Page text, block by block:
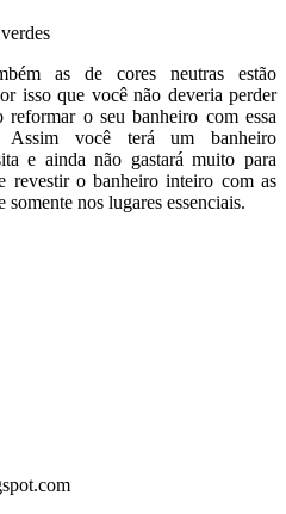
as de cores neutras estão
isso que você não deveria perder
o seu banheiro com essa
Assim você terá um banheiro
e ainda não gastará muito para
revestir o banheiro inteiro com as
nos lugares essenciais.